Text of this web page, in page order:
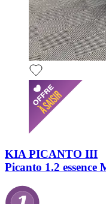
KIA PICANTO III
Picanto 1.2